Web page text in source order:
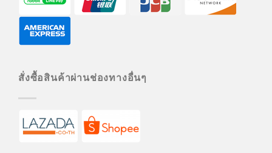
สั่งซื้อสินค้าผ่านช่องทางอื่นๆ